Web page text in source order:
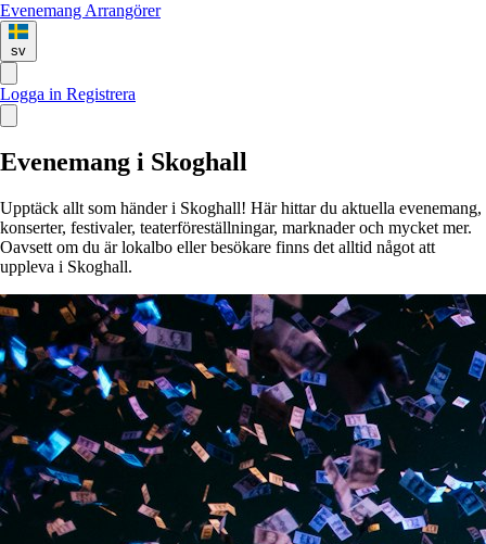
Evenemang Arrangörer
sv
Logga in Registrera
Evenemang i Skoghall
Upptäck allt som händer i Skoghall! Här hittar du aktuella evenemang,
konserter, festivaler, teaterföreställningar, marknader och mycket mer.
Oavsett om du är lokalbo eller besökare finns det alltid något att
uppleva i Skoghall.